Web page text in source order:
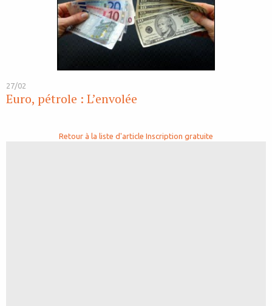
27/02
Euro, pétrole : L’envolée
Retour à la liste d'article Inscription gratuite